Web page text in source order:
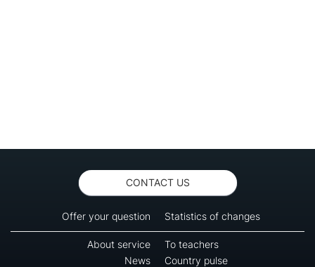
CONTACT US
Offer your question Statistics of changes
About service
To teachers
News
Country pulse